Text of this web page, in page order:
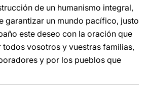
de un humanismo integral,
garantizar un mundo pacífico, justo
este deseo con la oración que
todos vosotros y vuestras familias,
y por los pueblos que